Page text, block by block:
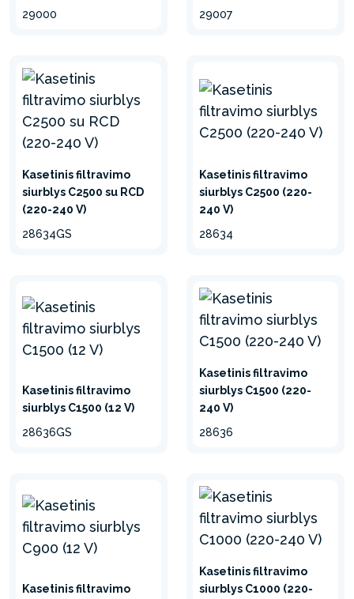
29000
29007
Kasetinis filtravimo
siurblys C2500 su RCD
(220-240 V)
28634GS
Kasetinis filtravimo
siurblys C2500 (220-
240 V)
28634
Kasetinis filtravimo
siurblys C1500 (12 V)
28636GS
Kasetinis filtravimo
siurblys C1500 (220-
240 V)
28636
Kasetinis filtravimo
Kasetinis filtravimo
siurblys C1000 (220-